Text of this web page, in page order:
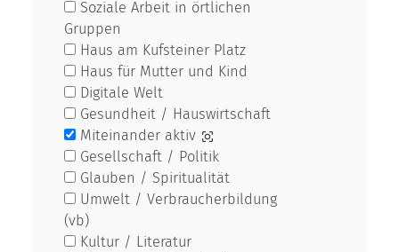
Soziale Arbeit in örtlichen
Gruppen
Haus am Kufsteiner Platz
Haus für Mutter und Kind
Digitale Welt
Gesundheit / Hauswirtschaft
Miteinander aktiv
Gesellschaft / Politik
Glauben / Spiritualität
Umwelt / Verbraucherbildung
(vb)
Kultur / Literatur